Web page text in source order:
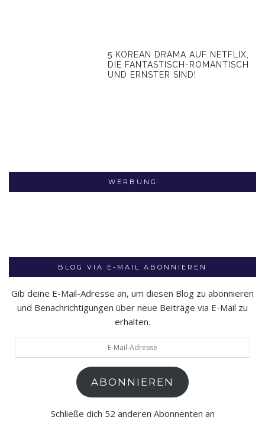
5 KOREAN DRAMA AUF NETFLIX,
DIE FANTASTISCH-ROMANTISCH
UND ERNSTER SIND!
WERBUNG
BLOG VIA E-MAIL ABONNIEREN
Gib deine E-Mail-Adresse an, um diesen Blog zu abonnieren
und Benachrichtigungen über neue Beiträge via E-Mail zu
erhalten.
Mail-
ABONNIEREN
Schließe dich 52 anderen Abonnenten an